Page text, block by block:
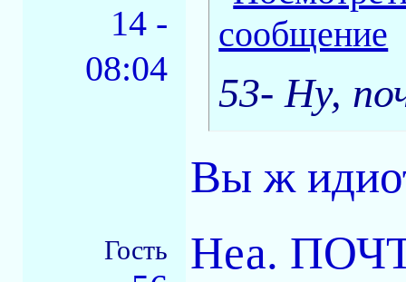
14 -
08:04
53- Ну,
Вы ж
Гость Неа.